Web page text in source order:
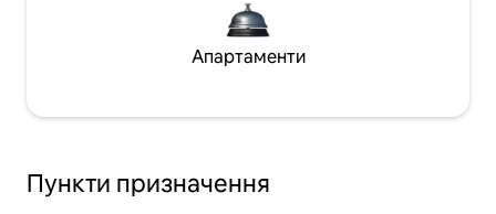
Апартаменти
Пункти призначення